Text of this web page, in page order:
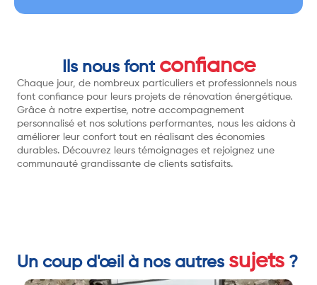
Ils nous font confiance
Chaque jour, de nombreux particuliers et professionnels nous
font confiance pour leurs projets de rénovation énergétique.
Grâce à notre expertise, notre accompagnement
personnalisé et nos solutions performantes, nous les aidons à
améliorer leur confort tout en réalisant des économies
durables. Découvrez leurs témoignages et rejoignez une
communauté grandissante de clients satisfaits.
Un coup d'œil à nos autres sujets ?